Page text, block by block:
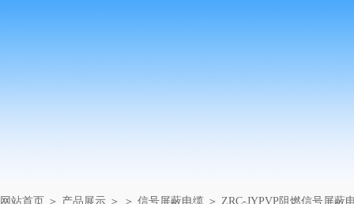
网站首页 ＞ 产品展示 ＞ ＞ 信号屏蔽电缆 ＞ ZRC-JYPVP阻燃信号屏蔽